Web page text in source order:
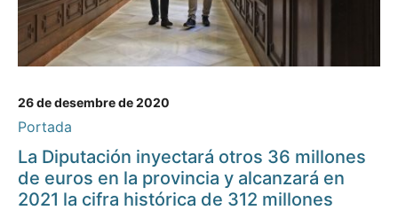
26 de desembre de 2020
Portada
La Diputación inyectará otros 36 millones
de euros en la provincia y alcanzará en
2021 la cifra histórica de 312 millones